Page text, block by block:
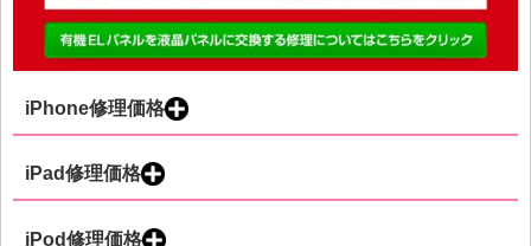
iPhone修理価格
iPad修理価格
iPod修理価格